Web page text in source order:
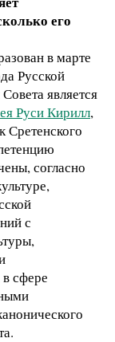
его
в марте
Русской
является
Руси Кирилл,
Сретенского
согласно
с
сфере